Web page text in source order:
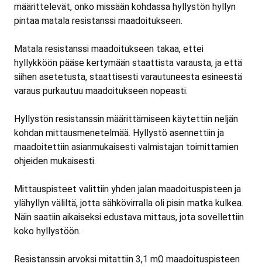
määrittelevät, onko missään kohdassa hyllystön hyllyn
pintaa matala resistanssi maadoitukseen.
Matala resistanssi maadoitukseen takaa, ettei
hyllykköön pääse kertymään staattista varausta, ja että
siihen asetetusta, staattisesti varautuneesta esineestä
varaus purkautuu maadoitukseen nopeasti.
Hyllystön resistanssin määrittämiseen käytettiin neljän
kohdan mittausmenetelmää. Hyllystö asennettiin ja
maadoitettiin asianmukaisesti valmistajan toimittamien
ohjeiden mukaisesti.
Mittauspisteet valittiin yhden jalan maadoituspisteen ja
ylähyllyn väliltä, jotta sähkövirralla oli pisin matka kulkea.
Näin saatiin aikaiseksi edustava mittaus, jota sovellettiin
koko hyllystöön.
Resistanssin arvoksi mitattiin 3,1 mΩ maadoituspisteen